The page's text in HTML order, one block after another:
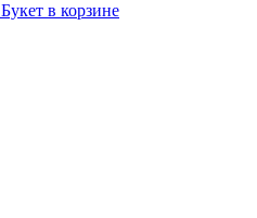
Букет в корзине